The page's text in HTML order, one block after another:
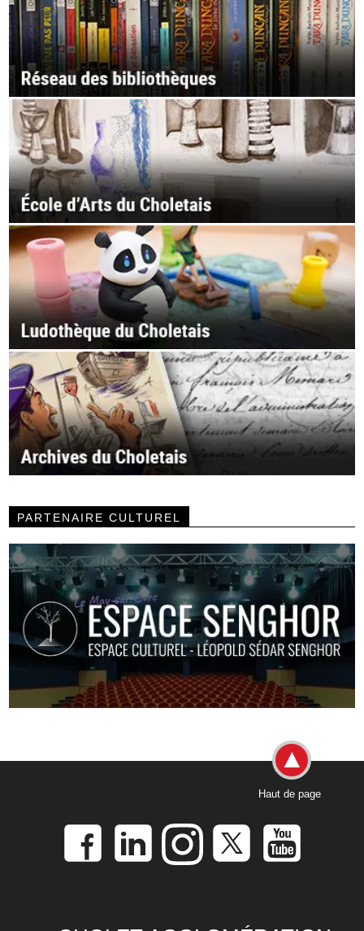
PARTENAIRE CULTUREL
Haut de page